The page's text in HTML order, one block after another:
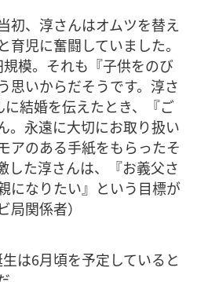
初、淳さんはオムツを替え
児に奮闘していました。
模。それも『子供をのび
思いからだそうです。淳さ
結婚を伝えたとき、『ご
。永遠に大切にお取り扱い
アのある手紙をもらったそ
した淳さんは、『お義父さ
になりたい』という目標が
局関係者）
は6月頃を予定していると